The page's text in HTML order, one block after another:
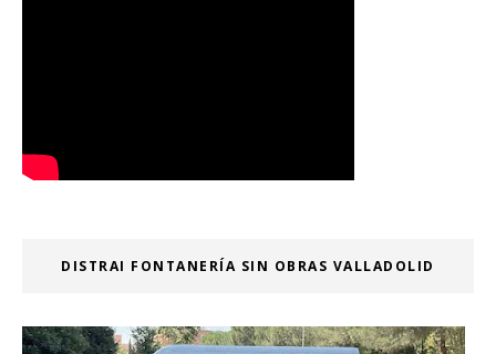
DISTRAI FONTANERÍA SIN OBRAS VALLADOLID